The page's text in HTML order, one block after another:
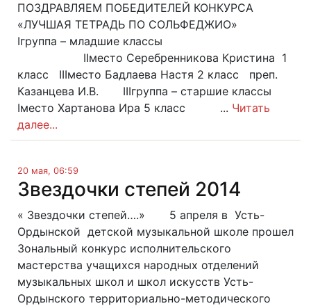
ПОЗДРАВЛЯЕМ ПОБЕДИТЕЛЕЙ КОНКУРСА
«ЛУЧШАЯ ТЕТРАДЬ ПО СОЛЬФЕДЖИО»
Iгруппа – младшие классы
IIместо Cеребренникова Кристина 1
класс IIIместо Бадлаева Настя 2 класс преп.
Казанцева И.В. IIIгруппа – старшие классы
Iместо Хартанова Ира 5 класс ... Читать
далее...
20 мая, 06:59
Звездочки степей 2014
« Звездочки степей….» 5 апреля в Усть-
Ордынской детской музыкальной школе прошел
Зональный конкурс исполнительского
мастерства учащихся народных отделений
музыкальных школ и школ искусств Усть-
Ордынского территориально-методического